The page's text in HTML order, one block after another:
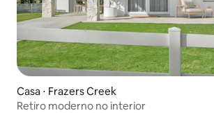
Casa ⋅ Frazers Creek
Retiro moderno no interior